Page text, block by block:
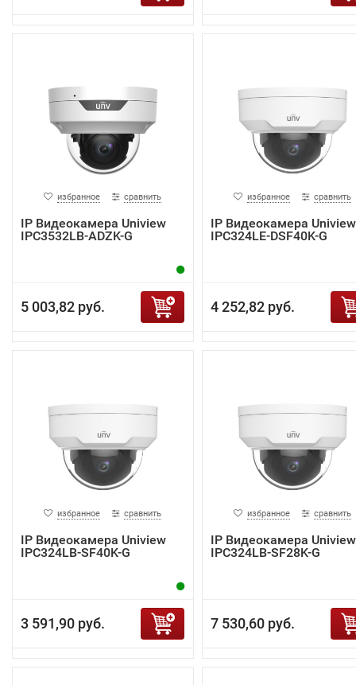
избранное сравнить
IP Видеокамера Uniview
IPC3532LB-ADZK-G
5 003,82 руб.
избранное сравнить
IP Видеокамера Uniview
IPC324LE-DSF40K-G
4 252,82 руб.
избранное сравнить
IP Видеокамера Uniview
IPC324LB-SF40K-G
3 591,90 руб.
избранное сравнить
IP Видеокамера Uniview
IPC324LB-SF28K-G
7 530,60 руб.